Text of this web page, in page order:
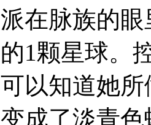
在脉族的
1颗星球。
以知道她
成了淡青